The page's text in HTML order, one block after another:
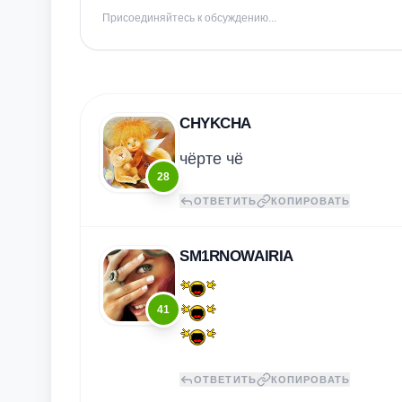
Присоединяйтесь к обсуждению...
28
CHYKCHA
чёрте чё
ОТВЕТИТЬ КОПИРОВАТЬ
41
SM1RNOWAIRIA
ОТВЕТИТЬ КОПИРОВАТЬ